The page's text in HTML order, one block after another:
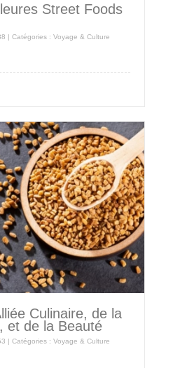
Street Foods
| Catégories : Voyage & Culture
Culinaire, de la
et de la Beauté
| Catégories : Voyage & Culture